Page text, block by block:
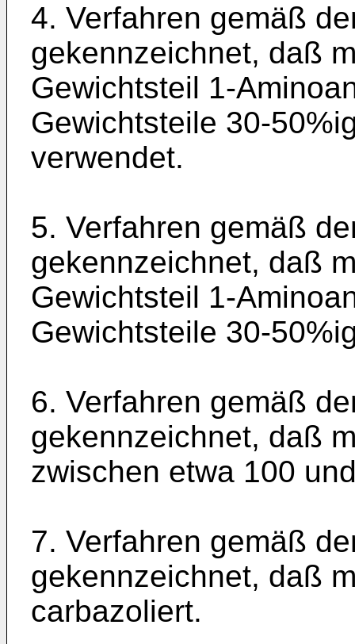
4. Verfahren gemäß
gekennzeichnet, daß
Gewichtsteil 1-
Gewichtsteile 30-
verwendet.
5. Verfahren gemäß
gekennzeichnet, daß
Gewichtsteil 1-
Gewichtsteile 30-
6. Verfahren gemäß
gekennzeichnet, daß
zwischen etwa 100
7. Verfahren gemäß
gekennzeichnet, daß
carbazoliert.